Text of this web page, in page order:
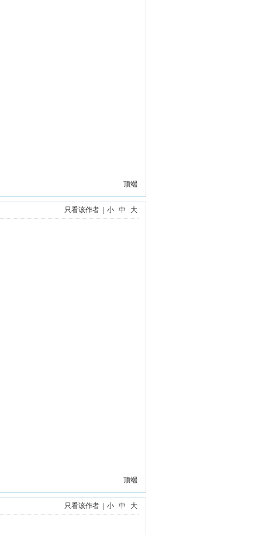
顶端
只看该作者 小 中 大
顶端
只看该作者 小 中 大